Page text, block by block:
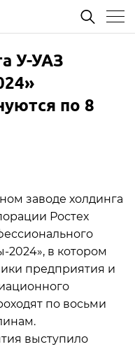
У-УАЗ
по 8
заводе холдинга
Ростех
2024», в котором
предприятия и
по восьми
выступило